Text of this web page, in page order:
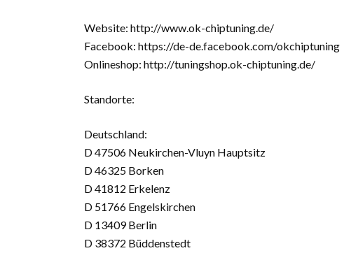
Website: http://www.ok-chiptuning.de/
Facebook: https://de-de.facebook.com/okchiptuning
Onlineshop: http://tuningshop.ok-chiptuning.de/
Standorte:
Deutschland:
D 47506 Neukirchen-Vluyn Hauptsitz
D 46325 Borken
D 41812 Erkelenz
D 51766 Engelskirchen
D 13409 Berlin
D 38372 Büddenstedt